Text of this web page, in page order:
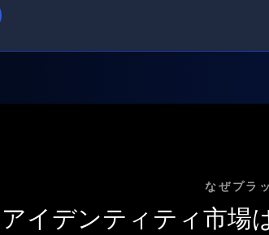
なぜプラ
アイデンティティ市場